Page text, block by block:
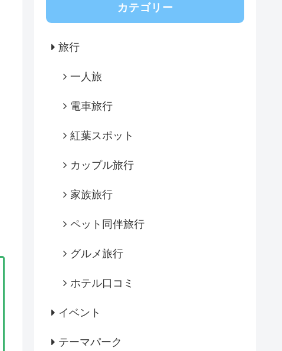
カテゴリー
旅行
一人旅
電車旅行
紅葉スポット
カップル旅行
家族旅行
ペット同伴旅行
グルメ旅行
ホテル口コミ
イベント
テーマパーク